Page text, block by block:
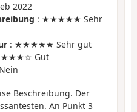
2022
: ★★★★★ Sehr
: ★★★★★ Sehr gut
Gut
Beschreibung. Der
An Punkt 3